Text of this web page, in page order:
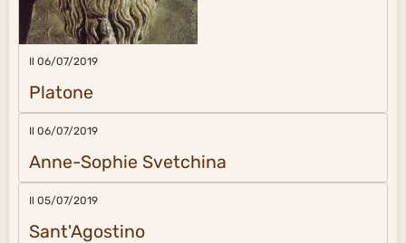
Il 06/07/2019
Platone
Il 06/07/2019
Anne-Sophie Svetchina
Il 05/07/2019
Sant'Agostino